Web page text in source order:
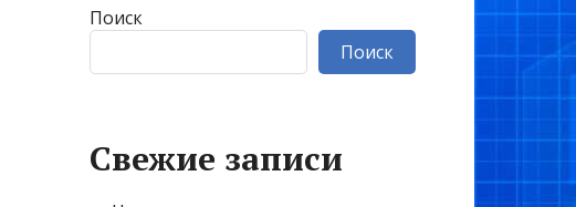
Поиск
Поиск
Свежие записи